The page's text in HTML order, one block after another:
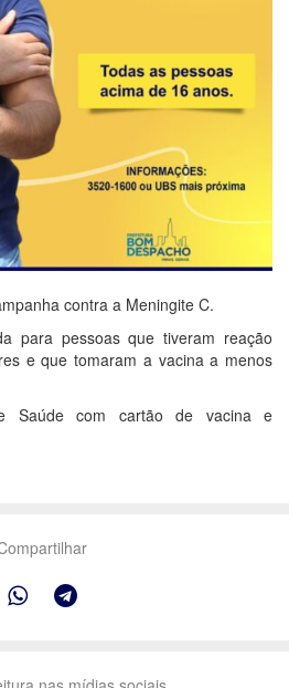
contra a Meningite C.
para pessoas que tiveram reação
e que tomaram a vacina a menos
Saúde com cartão de vacinae